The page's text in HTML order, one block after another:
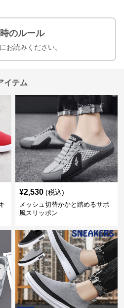
のルール
お読みください。
イテム
¥2,530 (税込)
メッシュ切替かかと踏めるサボ
風スリッポン